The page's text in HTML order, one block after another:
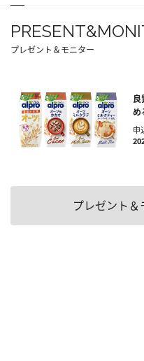
プレゼント＆モニター
良
め
申
プレゼント